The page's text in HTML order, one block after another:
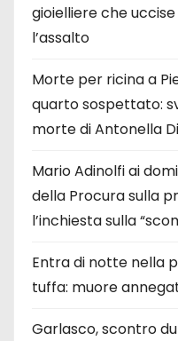
gioielliere che
l’assalto
Morte per ricina a
quarto sospettato:
morte di Antonella
Mario Adinolfi ai
della Procura sulla
l’inchiesta sulla
Entra di notte nella
tuffa: muore
Garlasco, scontro